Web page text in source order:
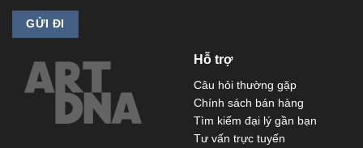
Hỗ trợ
Câu hỏi thường gặp
Chính sách bán hàng
Tìm kiếm đại lý gần bạn
Tư vấn trực tuyến